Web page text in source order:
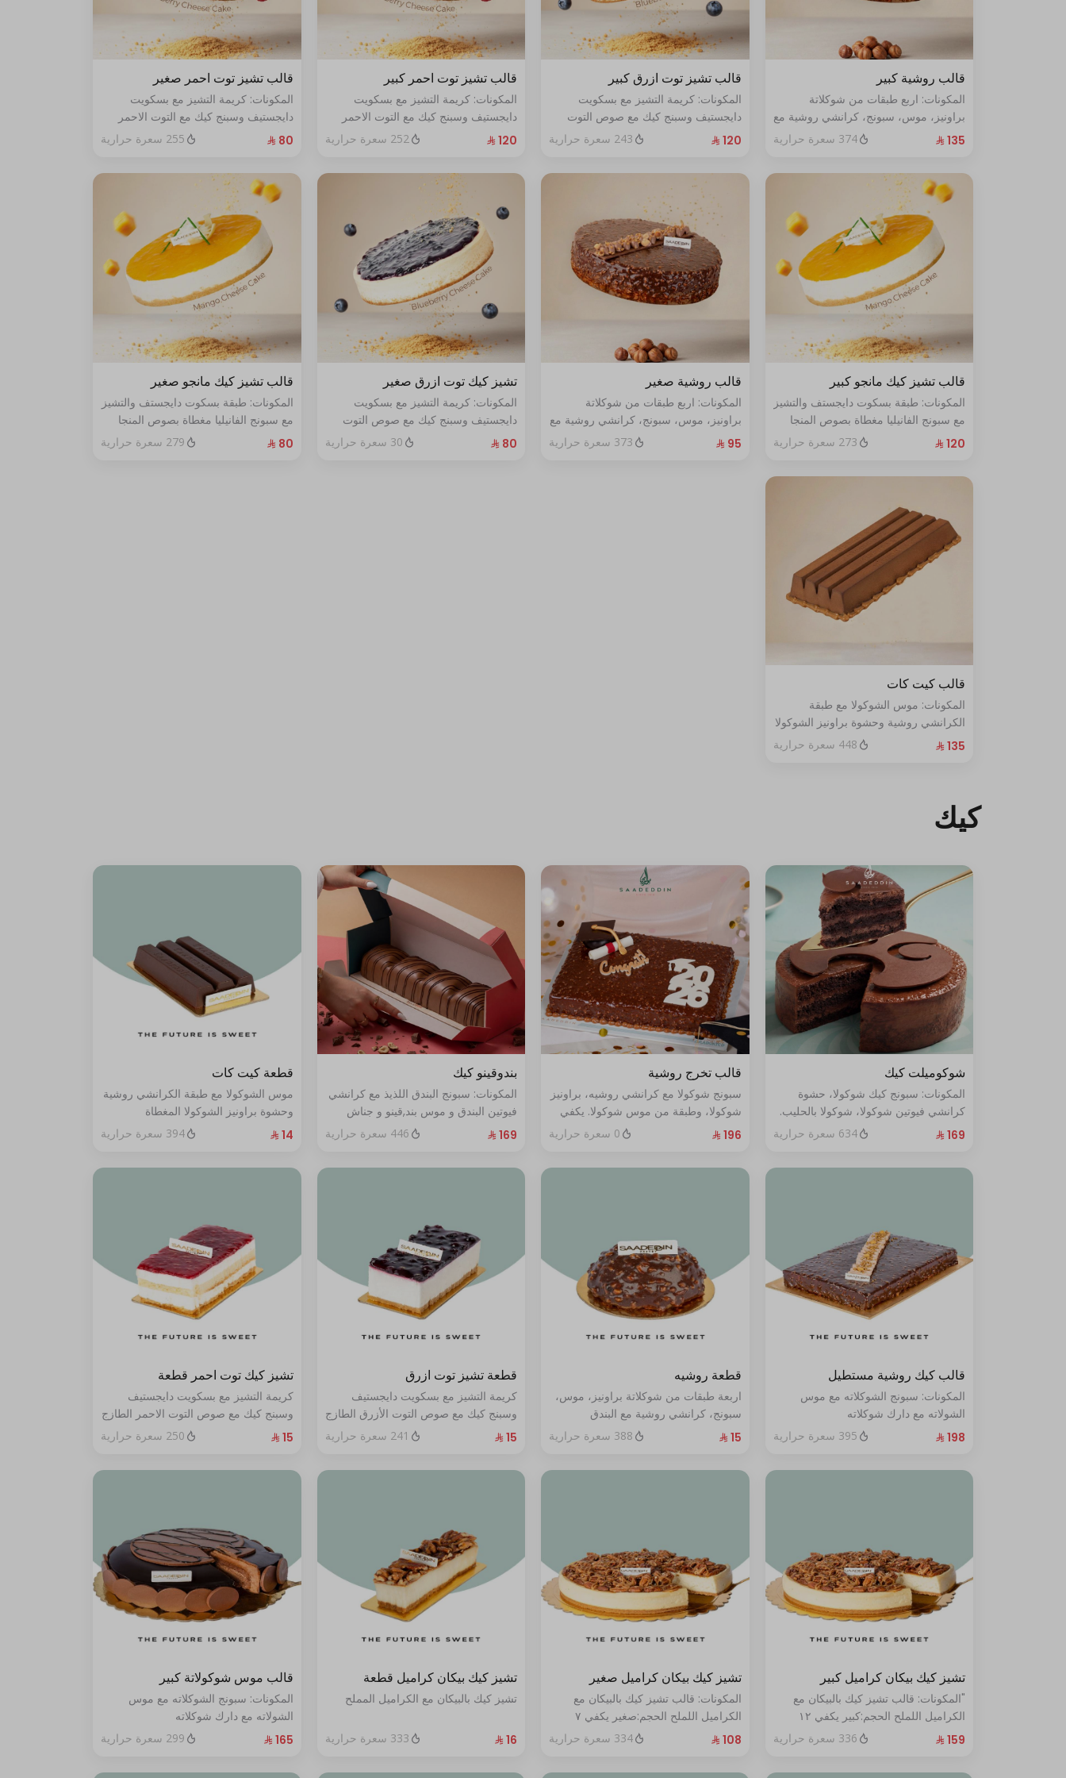
قالب روشية كبير
المكونات: اربع طبقات من شوكلاتة
براونيز، موس، سبونج، كرانشي روشية مع
البندق الحجم الحجم:كبير يكفي١٢شخص
374 سعرة حرارية
قالب تشيز توت ازرق كبير
المكونات: كريمة التشيز مع بسكويت
دايجستيف وسبنج كيك مع صوص التوت
الأزرق الطازج الحجم:كبير يكفي١٢شخص
243 سعرة حرارية
قالب تشيز توت احمر كبير
المكونات: كريمة التشيز مع بسكويت
دايجستيف وسبنج كيك مع التوت الاحمر
الطازج الحجم:كبير يكفي١٢شخص
252 سعرة حرارية
قالب تشيز توت احمر صغير
المكونات: كريمة التشيز مع بسكويت
دايجستيف وسبنج كيك مع التوت الاحمر
الطازج الحجم:صغير يكفي٧شخص
255 سعرة حرارية
قالب تشيز كيك مانجو كبير
المكونات: طبقة بسكوت دايجستف والتشيز
مع سبونج الفانيليا مغطاة بصوص المنجا
الحجم: كبير يكفي ١٢ اشخاص
273 سعرة حرارية
قالب روشية صغير
المكونات: اربع طبقات من شوكلاتة
براونيز، موس، سبونج، كرانشي روشية مع
البندق الحجم: صغير يكفي ٧ أشخاص373 سعرة حرارية
تشيز كيك توت ازرق صغير
المكونات: كريمة التشيز مع بسكويت
دايجستيف وسبنج كيك مع صوص التوت
الأزرق الطازج الحجم:صغير يكفي٧شخص
30 سعرة حرارية
قالب تشيز كيك مانجو صغير
المكونات: طبقة بسكوت دايجستف والتشيز
مع سبونج الفانيليا مغطاة بصوص المنجا
الحجم: صغير يكفي ٧ اشخاص
279 سعرة حرارية
قالب كيت كات
المكونات: موس الشوكولا مع طبقة
الكرانشي روشية وحشوة براونيز الشوكولا
المغطاة بالكراميل
448 سعرة حرارية
كيك
شوكوميلت كيك
المكونات: سبونج كيك شوكولا، حشوة
كرانشي فيوتين شوكولا، شوكولا بالحليب.
(تكفي من ٨ إلى ١٠ شخصًا)
634 سعرة حرارية
قالب تخرج روشية
سبونج شوكولا مع كرانشي روشيه، براونيز
شوكولا، وطبقة من موس شوكولا. يكفي
من ١٠ إلى ١٢ شخصًا
0 سعرة حرارية
بندوقينو كيك
المكونات: سبونج البندق اللذيذ مع كرانشي
فيوتين البندق و موس بند,قينو و جناش
البندق مع طبقة شوكولا ناعمة (تكفي من
446 سعرة حرارية
قطعة كيت كات
موس الشوكولا مع طبقة الكرانشي روشية
وحشوة براونيز الشوكولا المغطاة
بالكراميل
394 سعرة حرارية
قالب كيك روشية مستطيل
المكونات: سبونج الشوكلاته مع موس
الشولاته مع دارك شوكلاته
الحجم:صغير:يكفي ١٤ أشخاص"
395 سعرة حرارية
قطعة روشيه
اربعة طبقات من شوكلاتة براونيز، موس،
سبونج، كرانشي روشية مع البندق
388 سعرة حرارية
قطعة تشيز توت ازرق
كريمة التشيز مع بسكويت دايجستيف
وسبنج كيك مع صوص التوت الأزرق الطازج
241 سعرة حرارية
تشيز كيك توت احمر قطعة
كريمة التشيز مع بسكويت دايجستيف
وسبنج كيك مع صوص التوت الاحمر الطازج
250 سعرة حرارية
تشيز كيك بيكان كراميل كبير
"المكونات: قالب تشيز كيك بالبيكان مع
الكراميل اللملح الحجم:كبير يكفي ١٢
أشخاص"
336 سعرة حرارية
تشيز كيك بيكان كراميل صغير
المكونات: قالب تشيز كيك بالبيكان مع
الكراميل اللملح الحجم:صغير يكفي ٧
أشخاص
334 سعرة حرارية
تشيز كيك بيكان كراميل قطعة
تشيز كيك بالبيكان مع الكراميل المملح
333 سعرة حرارية
قالب موس شوكولاتة كبير
المكونات: سبونج الشوكلاته مع موس
الشولاته مع دارك شوكلاته
الحجم:كبير يكفي ١٢ أشخاص"
299 سعرة حرارية